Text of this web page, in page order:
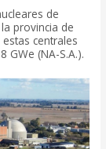
de
provincia de
centrales
GWe (NA-S.A.).